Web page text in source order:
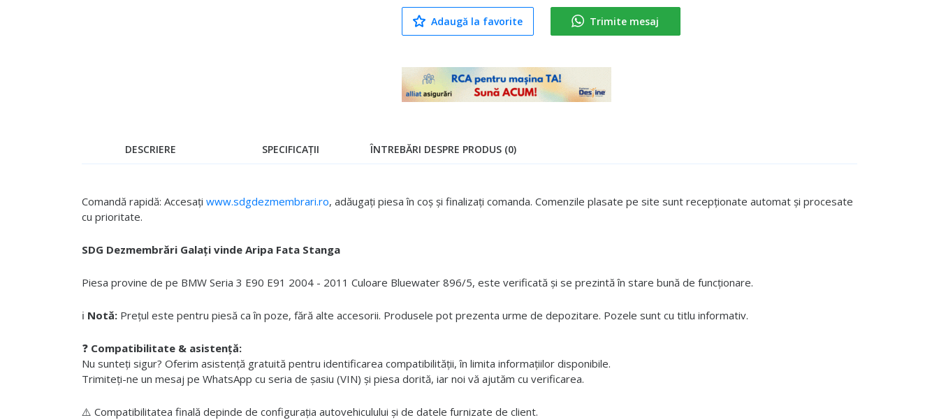
Adaugă la favorite Trimite mesaj
DESCRIERE
Comandă rapidă: Accesați www.sdgdezmembrari.ro, adăugați piesa în coș și finalizați comanda. Comenzile plasate pe site sunt recepționate automat și procesate
cu prioritate.
SDG Dezmembrări Galați vinde Aripa Fata Stanga
Piesa provine de pe BMW Seria 3 E90 E91 2004 - 2011 Culoare Bluewater 896/5, este verificată și se prezintă în stare bună de funcționare.
ℹ️ Notă: Prețul este pentru piesă ca în poze, fără alte accesorii. Produsele pot prezenta urme de depozitare. Pozele sunt cu titlu informativ.
❓ Compatibilitate & asistență:
Nu sunteți sigur? Oferim asistență gratuită pentru identificarea compatibilității, în limita informațiilor disponibile.
Trimiteți-ne un mesaj pe WhatsApp cu seria de șasiu (VIN) și piesa dorită, iar noi vă ajutăm cu verificarea.
⚠️ Compatibilitatea finală depinde de configurația autovehiculului și de datele furnizate de client.
SPECIFICAȚII ÎNTREBĂRI DESPRE PRODUS (0)